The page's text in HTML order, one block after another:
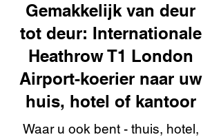
Gemakkelijk van deur
tot deur: Internationale
Heathrow T1 London
Airport-koerier naar uw
huis, hotel of kantoor
Waar u ook bent - thuis, hotel,